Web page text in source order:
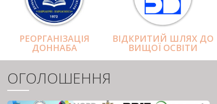
РЕОРГАНІЗАЦІЯ
ДОННАБА
ВІДКРИТИЙ ШЛЯХ ДО
ВИЩОЇ ОСВІТИ
ОГОЛОШЕННЯ